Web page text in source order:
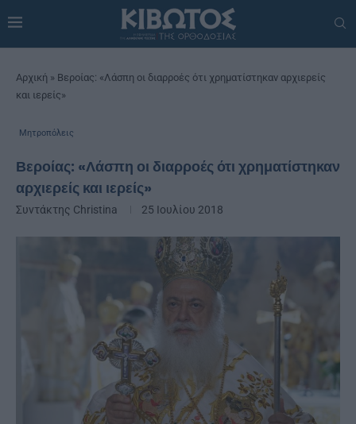
Αρχική » Βεροίας: «Λάσπη οι διαρροές ότι χρηματίστηκαν αρχιερείς
και ιερείς»
Μητροπόλεις
Βεροίας: «Λάσπη οι διαρροές ότι χρηματίστηκαν
αρχιερείς και ιερείς»
Συντάκτης Christina 25 Ιουλίου 2018